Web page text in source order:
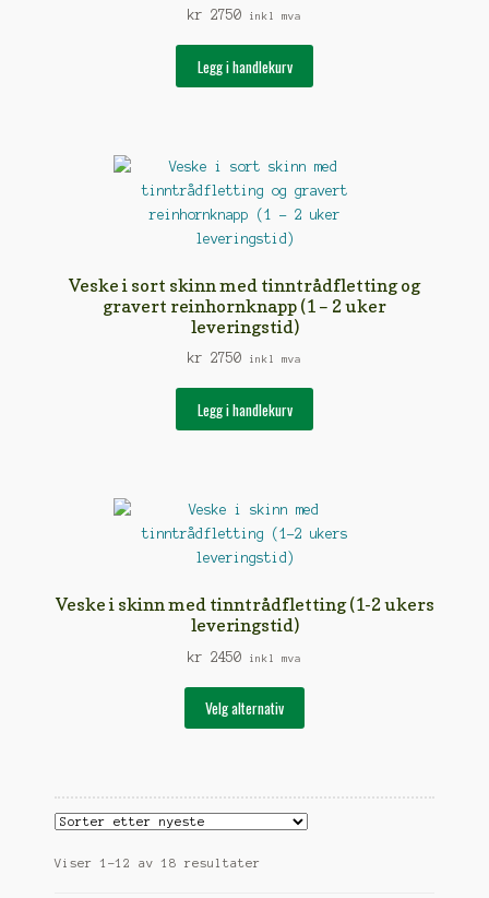
kr 2750 inkl mva
Legg i handlekurv
Veske i sort skinn med tinntrådfletting og
gravert reinhornknapp (1 – 2 uker
leveringstid)
kr 2750 inkl mva
Legg i handlekurv
Veske i skinn med tinntrådfletting (1-2 ukers
leveringstid)
kr 2450 inkl mva
Velg alternativ
Alternativene
Viser 1–12 av 18 resultater